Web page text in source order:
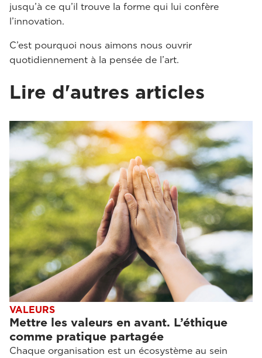
jusqu’à ce qu’il trouve la forme qui lui confère
l’innovation.
C’est pourquoi nous aimons nous ouvrir
quotidiennement à la pensée de l’art.
Lire d'autres articles
VALEURS
Mettre les valeurs en avant. L’éthique
comme pratique partagée
Chaque organisation est un écosystème au sein